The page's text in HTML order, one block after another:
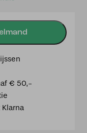
€ 50,-